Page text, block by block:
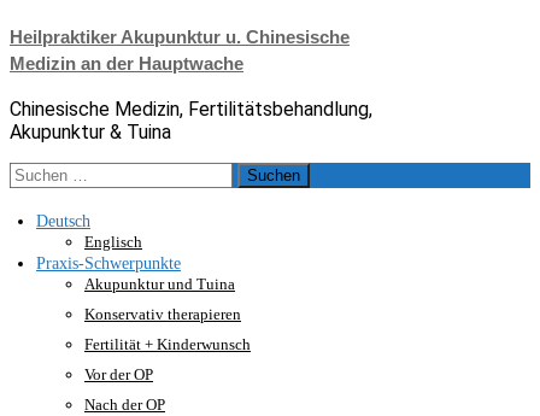
Zum
Inhalt
springen
Heilpraktiker Akupunktur u. Chinesische
Medizin an der Hauptwache
Chinesische Medizin, Fertilitätsbehandlung,
Akupunktur & Tuina
Suche
nach:
Deutsch
Englisch
Praxis-Schwerpunkte
Akupunktur und Tuina
Konservativ therapieren
Fertilität + Kinderwunsch
Vor der OP
Nach der OP